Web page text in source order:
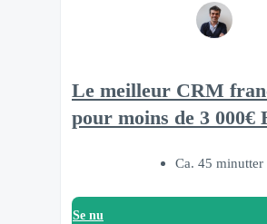
Le meilleur CRM
pour moins de 3 000€
Ca. 45 minutter
Se nu